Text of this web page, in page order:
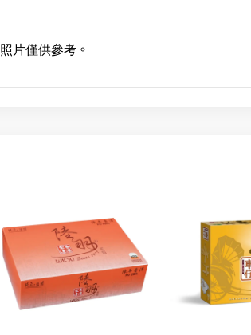
照片僅供參考。